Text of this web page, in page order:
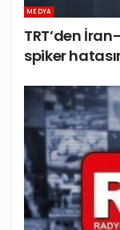
MEDYA
TRT’den
spiker